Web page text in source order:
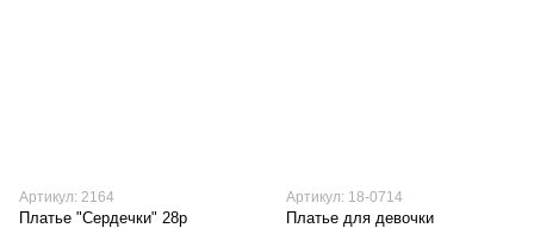
Артикул: 2164
Платье "Сердечки" 28р
Артикул: 18-0714
Платье для девочки